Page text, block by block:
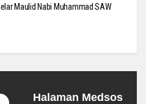
Maulid Nabi Muhammad SAW
Halaman Medsos